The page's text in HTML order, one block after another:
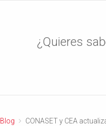
¿Quieres
Blog CONASET y CEA